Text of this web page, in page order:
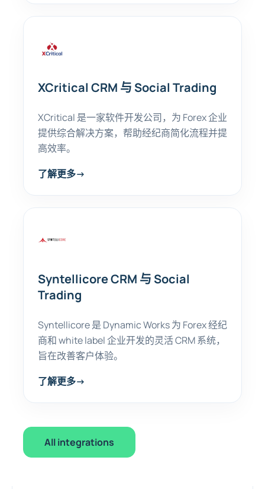
XCritical CRM 与 Social Trading
XCritical 是一家软件开发公司，为 Forex 企业
提供综合解决方案，帮助经纪商简化流程并提
高效率。
了解更多→
Syntellicore CRM 与 Social
Trading
Syntellicore 是 Dynamic Works 为 Forex 经纪
商和 white label 企业开发的灵活 CRM 系统，
旨在改善客户体验。
了解更多→
All integrations